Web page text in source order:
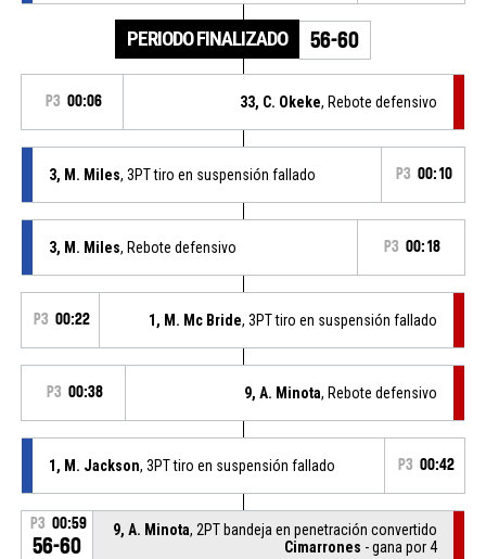
PERIODO FINALIZADO 56-60
P3 00:06 33, C. Okeke, Rebote defensivo
3, M. Miles, 3PT tiro en suspensión fallado P3 00:10
3, M. Miles, Rebote defensivo P3 00:18
P3 00:22 1, M. Mc Bride, 3PT tiro en suspensión fallado
P3 00:38 9, A. Minota, Rebote defensivo
1, M. Jackson, 3PT tiro en suspensión fallado P3 00:42
P3 00:59
56-60
9, A. Minota, 2PT bandeja en penetración convertido
Cimarrones - gana por 4